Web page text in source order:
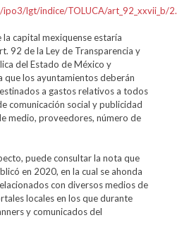
lgt/indice/TOLUCA/art_92_xxvii_b/
capital mexiquense estaría
92 de la Ley de Transparencia y
del Estado de México y
que los ayuntamientos deberán
a gastos relativos a todos
comunicación social y publicidad
medio, proveedores, número de
puede consultar la nota que
en 2020, en la cual se ahonda
con diversos medios de
locales en los que durante
y comunicados del